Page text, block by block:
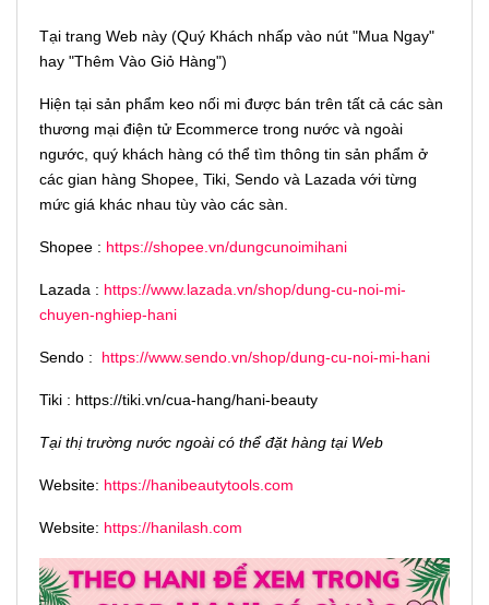
Tại trang Web này (Quý Khách nhấp vào nút "Mua Ngay"
hay "Thêm Vào Giỏ Hàng")
Hiện tại sản phẩm keo nối mi được bán trên tất cả các sàn
thương mại điện tử Ecommerce trong nước và ngoài
ngước, quý khách hàng có thể tìm thông tin sản phẩm ở
các gian hàng Shopee, Tiki, Sendo và Lazada với từng
mức giá khác nhau tùy vào các sàn.
Shopee : https://shopee.vn/dungcunoimihani
Lazada : https://www.lazada.vn/shop/dung-cu-noi-mi-
chuyen-nghiep-hani
Sendo : https://www.sendo.vn/shop/dung-cu-noi-mi-hani
Tiki : https://tiki.vn/cua-hang/hani-beauty
Tại thị trường nước ngoài có thể đặt hàng tại Web
Website: https://hanibeautytools.com
Website: https://hanilash.com